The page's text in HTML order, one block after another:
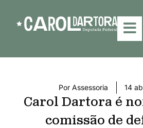
Por Assessoria 14
Carol Dartora é
comissão de